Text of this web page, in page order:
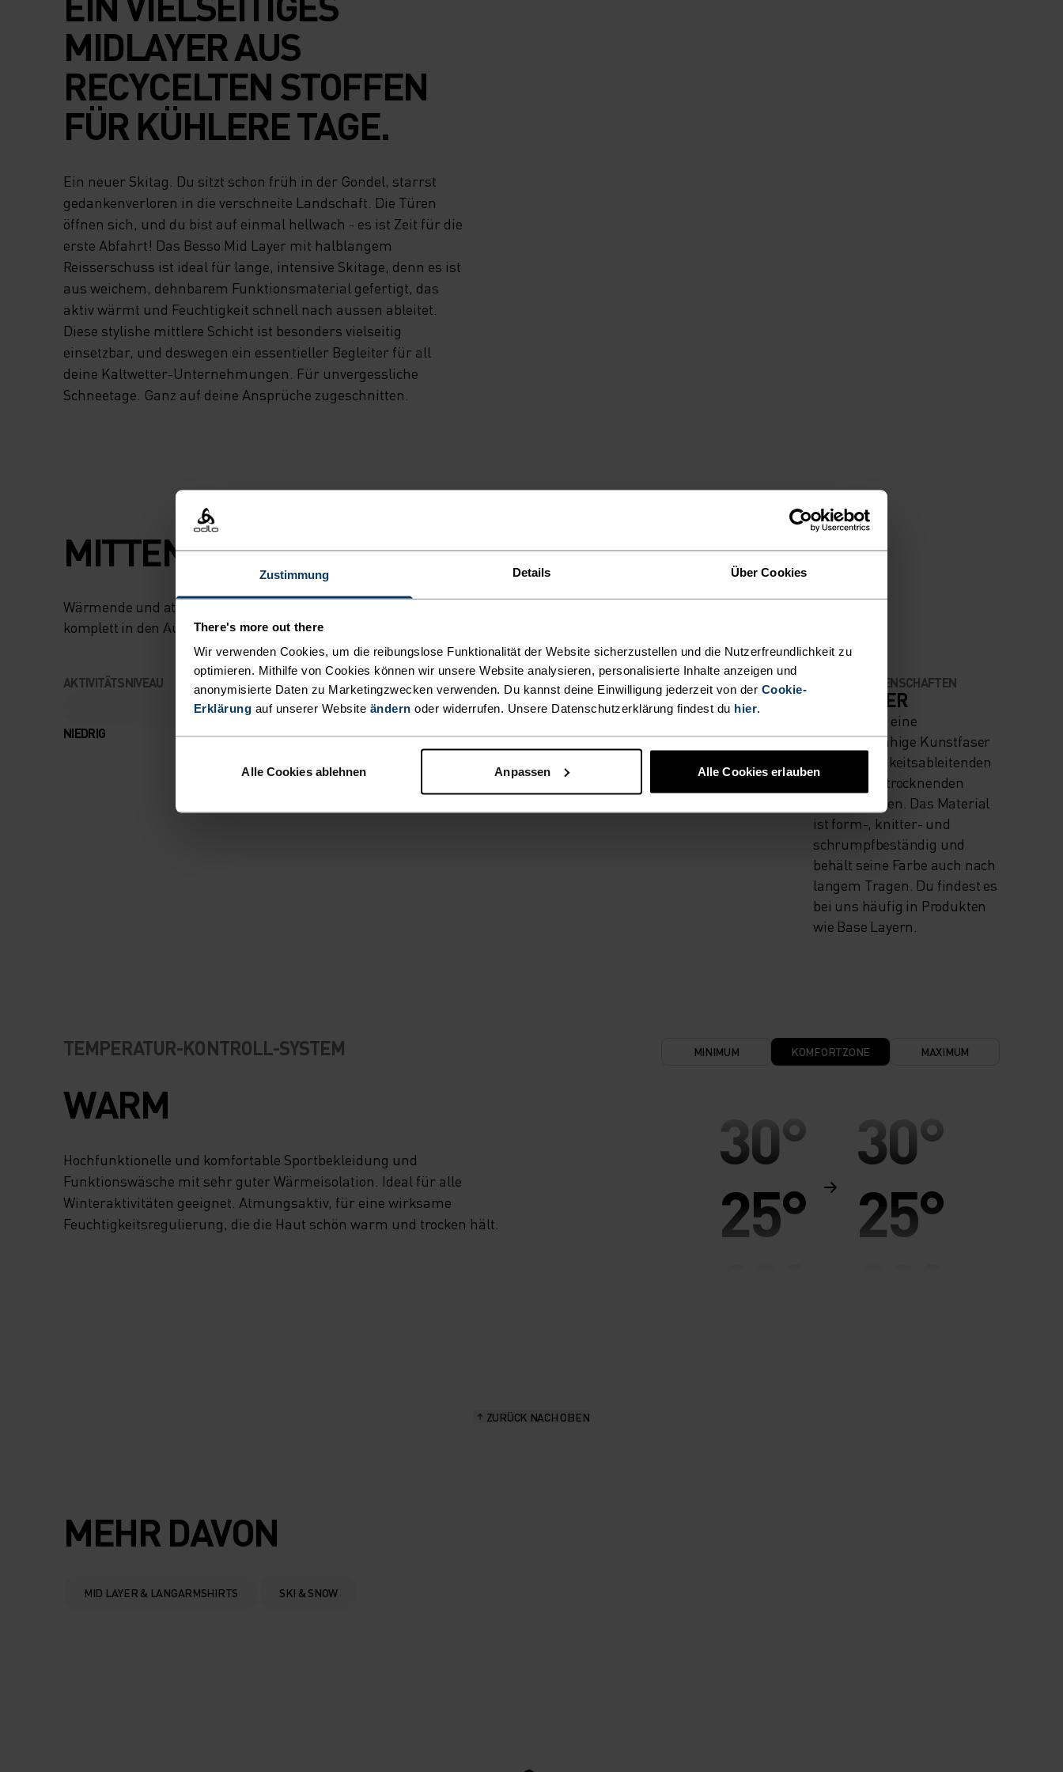
Zustimmung Details Über Cookies
There's more out there
Wir verwenden Cookies, um die reibungslose Funktionalität der Website sicherzustellen und die Nutzerfreundlichkeit zu
optimieren. Mithilfe von Cookies können wir unsere Website analysieren, personalisierte Inhalte anzeigen und
anonymisierte Daten zu Marketingzwecken verwenden. Du kannst deine Einwilligung jederzeit von der Cookie-
Erklärung auf unserer Website ändern oder widerrufen. Unsere Datenschutzerklärung findest du hier.
Alle Cookies ablehnen Anpassen Alle Cookies erlauben
MIDLAYER AUS
RECYCELTEN STOFFEN
FÜR KÜHLERE TAGE.
Ein neuer Skitag. Du sitzt schon früh in der Gondel, starrst
gedankenverloren in die verschneite Landschaft. Die Türen
öffnen sich, und du bist auf einmal hellwach - es ist Zeit für die
erste Abfahrt! Das Besso Mid Layer mit halblangem
Reisserschuss ist ideal für lange, intensive Skitage, denn es ist
aus weichem, dehnbarem Funktionsmaterial gefertigt, das
aktiv wärmt und Feuchtigkeit schnell nach aussen ableitet.
Diese stylishe mittlere Schicht ist besonders vielseitig
einsetzbar, und deswegen ein essentieller Begleiter für all
deine Kaltwetter-Unternehmungen. Für unvergessliche
Schneetage. Ganz auf deine Ansprüche zugeschnitten.
MITTEN IM MOMENT
Wärmende und atmungsaktive Performance-Kleidung, mit der du
komplett in den Augenblick eintauchst.
AKTIVITÄTSNIVEAU
NIEDRIG MODERAT HOCH
AKTIVITÄTSART
ALLES MODERATE
AKTIVITÄTEN
Wandern - Ski & Snow
MATERIALEIGENSCHAFTEN
POLYESTER
Polyester ist eine
strapazierfähige Kunstfaser
mit feuchtigkeitsableitenden
und schnelltrocknenden
Eigenschaften. Das Material
ist form-, knitter- und
schrumpfbeständig und
behält seine Farbe auch nach
langem Tragen. Du findest es
bei uns häufig in Produkten
wie Base Layern.
TEMPERATUR-KONTROLL-SYSTEM
WARM
Hochfunktionelle und komfortable Sportbekleidung und
Funktionswäsche mit sehr guter Wärmeisolation. Ideal für alle
Winteraktivitäten geeignet. Atmungsaktiv, für eine wirksame
Feuchtigkeitsregulierung, die die Haut schön warm und trocken hält.
MINIMUM KOMFORTZONE MAXIMUM
30°
25°
30°
25°
ZURÜCK NACH OBEN
MEHR DAVON
MID LAYER & LANGARMSHIRTS SKI & SNOW